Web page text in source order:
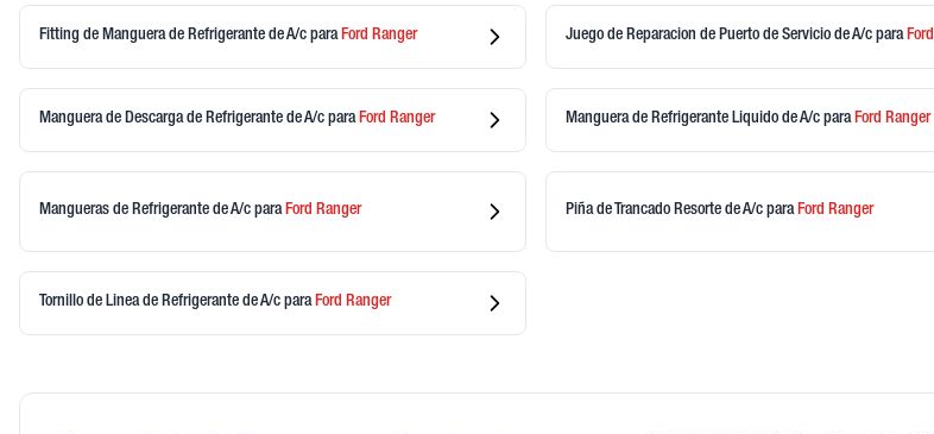
Fitting de Manguera de Refrigerante de A/c paraFord Ranger Juego de Reparacion de Puerto de Servicio de A/c paraFord
Manguera de Descarga de Refrigerante de A/c paraFord Ranger Manguera de Refrigerante Liquido de A/c paraFord Ranger
Mangueras de Refrigerante de A/c paraFord Ranger Piña de Trancado Resorte de A/c paraFord Ranger
Tornillo de Linea de Refrigerante de A/c paraFord Ranger